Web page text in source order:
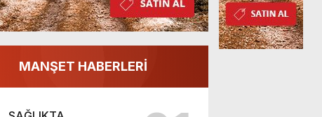
MANŞET HABERLERİ